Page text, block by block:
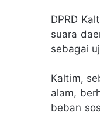
DPRD
suara
sebagai
Kaltim,
alam,
beban